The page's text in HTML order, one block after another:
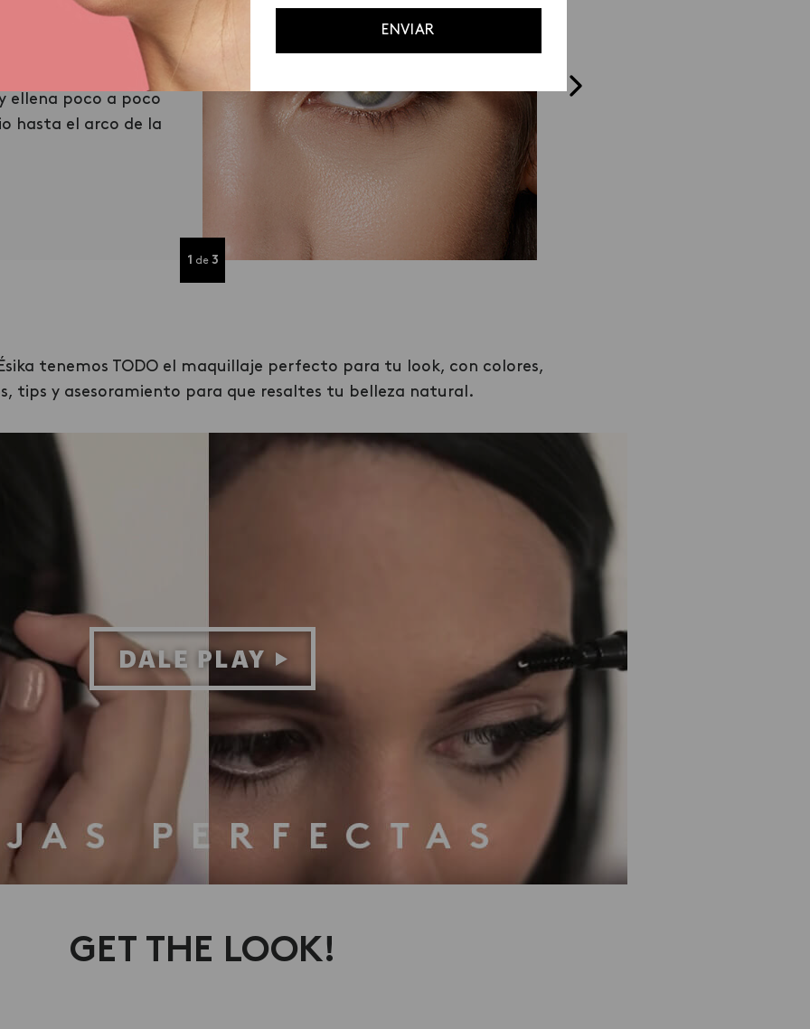
ellena poco a poco
hasta el arco de la
_02
Trazo Delgado
Sigue rellenando según se va
estrechando la ceja desde el arco
hasta el final.
Difumina y peina esparciendo
1 de 3
tenemos TODO el maquillaje perfecto para tu look, con colores,
tips y asesoramiento para que resaltes tu belleza natural.
GET THE LOOK!
ENVIAR